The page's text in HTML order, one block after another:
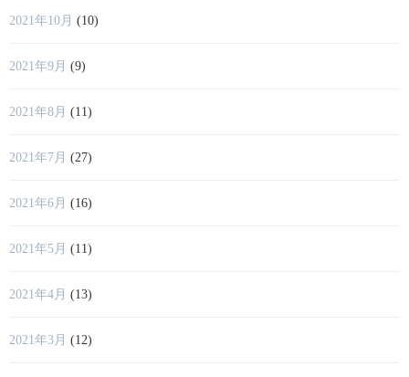
2021年10月 (10)
2021年9月 (9)
2021年8月 (11)
2021年7月 (27)
2021年6月 (16)
2021年5月 (11)
2021年4月 (13)
2021年3月 (12)